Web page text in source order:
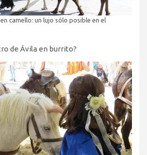
camello: un lujo sólo posible en el
de Ávila en burrito?